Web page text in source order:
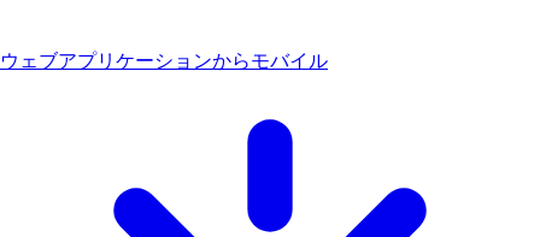
ウェブアプリケーションからモバイル